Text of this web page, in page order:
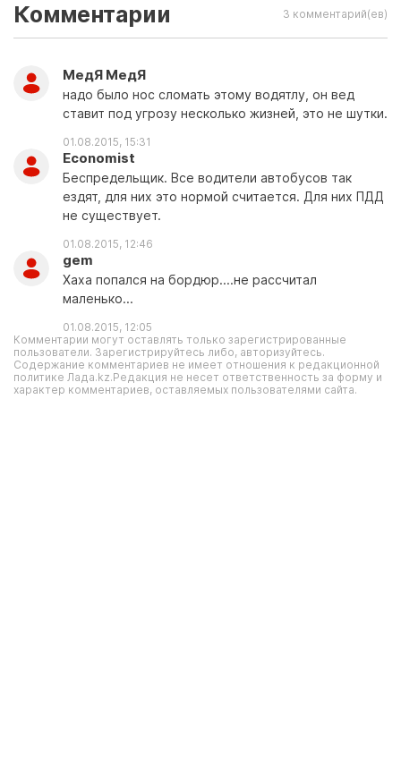
Комментарии 3 комментарий(ев)
МедЯ МедЯ
надо было нос сломать этому водятлу, он вед
ставит под угрозу несколько жизней, это не шутки.
01.08.2015, 15:31
Economist
Беспредельщик. Все водители автобусов так
ездят, для них это нормой считается. Для них ПДД
не существует.
01.08.2015, 12:46
gem
Хаха попался на бордюр....не рассчитал
маленько...
01.08.2015, 12:05
Комментарии могут оставлять только зарегистрированные
пользователи. Зарегистрируйтесь либо, авторизуйтесь.
Содержание комментариев не имеет отношения к редакционной
политике Лада.kz.Редакция не несет ответственность за форму и
характер комментариев, оставляемых пользователями сайта.